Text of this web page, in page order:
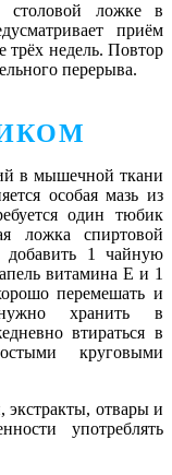
столовой ложке в
приём
трёх недель. Повтор
перерыва.
в мышечной ткани
особая мазь из
один тюбик
ложка спиртовой
добавить 1 чайную
витамина Е и 1
перемешать и
хранить в
втираться в
круговыми
экстракты, отвары и
употреблять